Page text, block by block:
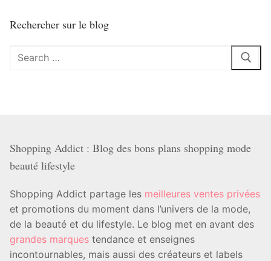
Rechercher sur le blog
Rechercher
Shopping Addict : Blog des bons plans shopping mode
beauté lifestyle
Shopping Addict partage les meilleures ventes privées
et promotions du moment dans l’univers de la mode,
de la beauté et du lifestyle. Le blog met en avant des
grandes marques tendance et enseignes
incontournables, mais aussi des créateurs et labels